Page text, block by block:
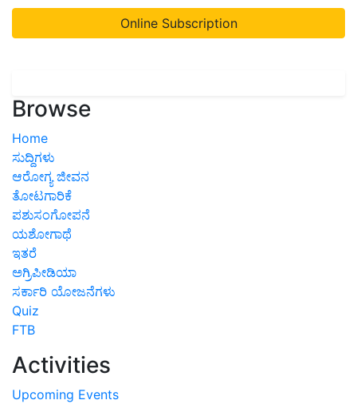
Online Subscription
Browse
Home
ಸುದ್ದಿಗಳು
ಆರೋಗ್ಯ ಜೀವನ
ತೋಟಗಾರಿಕೆ
ಪಶುಸಂಗೋಪನೆ
ಯಶೋಗಾಥೆ
ಇತರೆ
ಅಗ್ರಿಪೀಡಿಯಾ
ಸರ್ಕಾರಿ ಯೋಜನೆಗಳು
Quiz
FTB
Activities
Upcoming Events